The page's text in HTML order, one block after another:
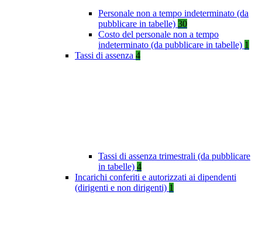
Personale non a tempo indeterminato (da
pubblicare in tabelle) 30
Costo del personale non a tempo
indeterminato (da pubblicare in tabelle) 1
Tassi di assenza 4
Tassi di assenza trimestrali (da pubblicare
in tabelle) 4
Incarichi conferiti e autorizzati ai dipendenti
(dirigenti e non dirigenti) 1